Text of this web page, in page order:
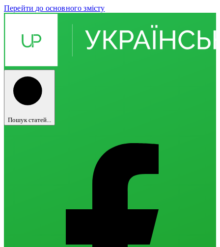
Перейти до основного змісту
Пошук статей...